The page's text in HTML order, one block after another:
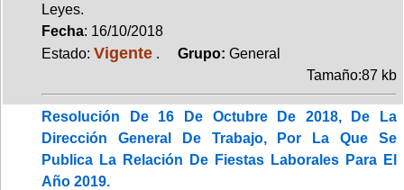
Leyes.
Fecha: 16/10/2018
Estado: Vigente . Grupo: General
Tamaño:87 kb
Resolución De 16 De Octubre De 2018, De La
Dirección General De Trabajo, Por La Que Se
Publica La Relación De Fiestas Laborales Para El
Año 2019.